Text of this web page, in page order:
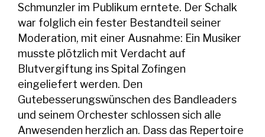
Schmunzler im Publikum erntete. Der Schalk
war folglich ein fester Bestandteil seiner
Moderation, mit einer Ausnahme: Ein Musiker
musste plötzlich mit Verdacht auf
Blutvergiftung ins Spital Zofingen
eingeliefert werden. Den
Gutebesserungswünschen des Bandleaders
und seinem Orchester schlossen sich alle
Anwesenden herzlich an. Dass das Repertoire